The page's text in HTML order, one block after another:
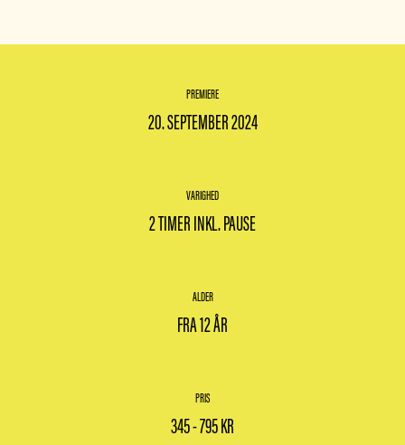
PREMIERE
20. SEPTEMBER 2024
VARIGHED
2 TIMER INKL. PAUSE
ALDER
FRA 12 ÅR
PRIS
345 - 795 KR